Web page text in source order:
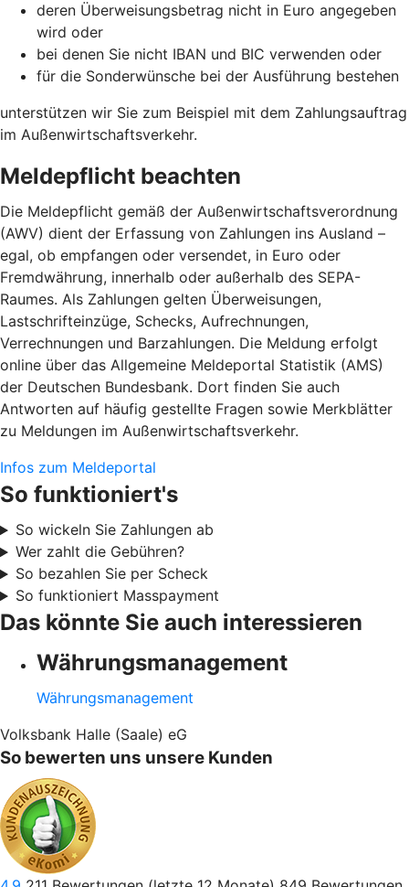
deren Überweisungsbetrag nicht in Euro angegeben
wird oder
bei denen Sie nicht IBAN und BIC verwenden oder
für die Sonderwünsche bei der Ausführung bestehen
unterstützen wir Sie zum Beispiel mit dem Zahlungsauftrag
im Außenwirtschaftsverkehr.
Meldepflicht beachten
Die Meldepflicht gemäß der Außenwirtschaftsverordnung
(AWV) dient der Erfassung von Zahlungen ins Ausland –
egal, ob empfangen oder versendet, in Euro oder
Fremdwährung, innerhalb oder außerhalb des SEPA-
Raumes. Als Zahlungen gelten Überweisungen,
Lastschrifteinzüge, Schecks, Aufrechnungen,
Verrechnungen und Barzahlungen. Die Meldung erfolgt
online über das Allgemeine Meldeportal Statistik (AMS)
der Deutschen Bundesbank. Dort finden Sie auch
Antworten auf häufig gestellte Fragen sowie Merkblätter
zu Meldungen im Außenwirtschaftsverkehr.
Infos zum Meldeportal
So funktioniert's
So wickeln Sie Zahlungen ab
Wer zahlt die Gebühren?
So bezahlen Sie per Scheck
So funktioniert Masspayment
Das könnte Sie auch interessieren
Währungsmanagement
Währungsmanagement
Volksbank Halle (Saale) eG
So bewerten uns unsere Kunden